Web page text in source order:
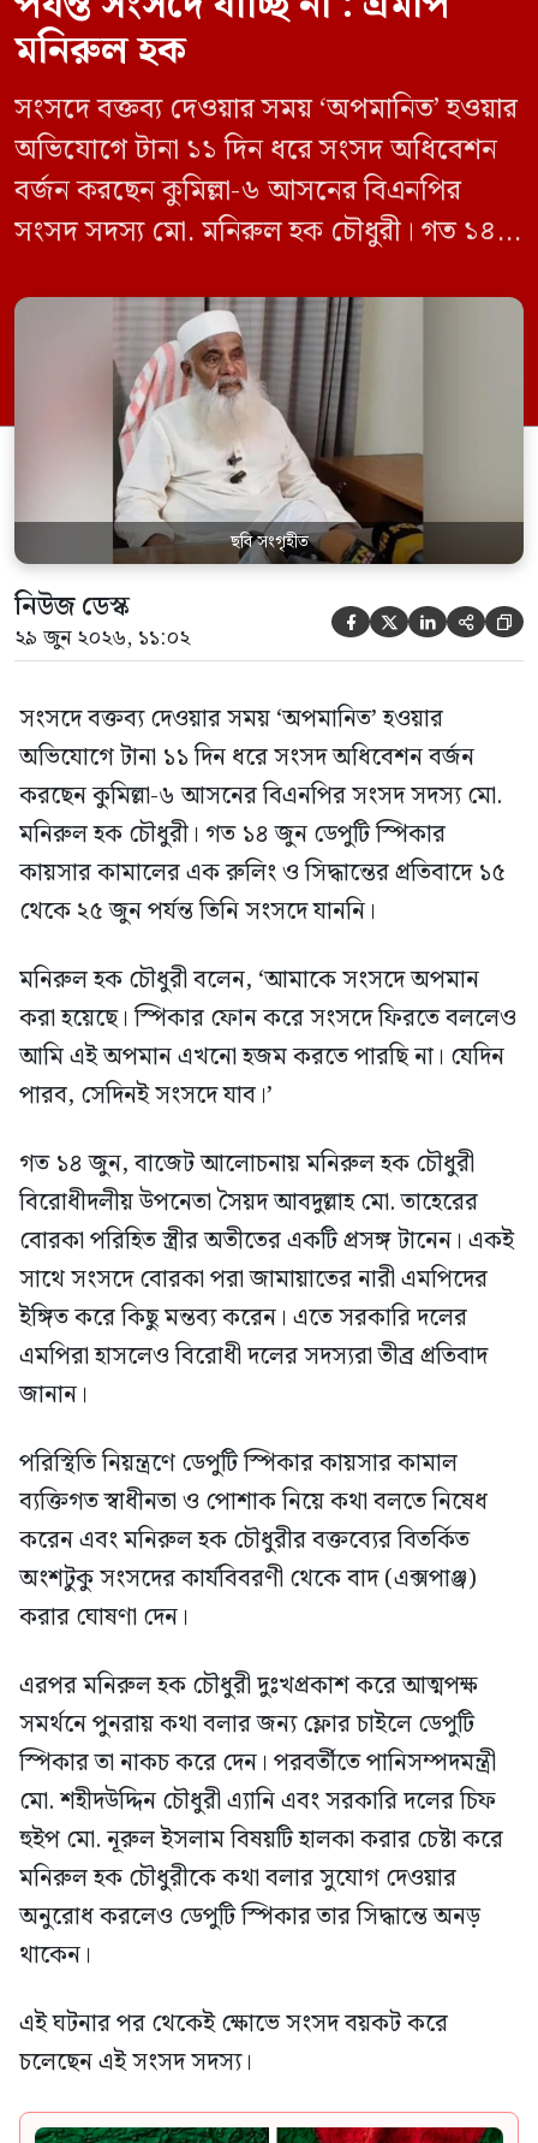
মনিরুল হক
সংসদে বক্তব্য দেওয়ার সময় ‘অপমানিত’ হওয়ার
অভিযোগে টানা ১১ দিন ধরে সংসদ অধিবেশন
বর্জন করছেন কুমিল্লা-৬ আসনের বিএনপির
সংসদ সদস্য মো. মনিরুল হক চৌধুরী। গত ১৪
রুলিং ও সিদ্ধান্তের প্রতিবাদে ১৫ থেকে ২৫ জুন
পর্যন্ত তিনি সংসদে যাননি। মনিরুল হক চৌধুরী
বলেন, ‘আমাকে সংসদে অপমান করা হয়েছে।
স্পিকার ফোন […]
ছবি সংগৃহীত
নিউজ ডেস্ক
২৯ জুন ২০২৬, ১১:০২     
সংসদে বক্তব্য দেওয়ার সময় ‘অপমানিত’ হওয়ার
অভিযোগে টানা ১১ দিন ধরে সংসদ অধিবেশন বর্জন
করছেন কুমিল্লা-৬ আসনের বিএনপির সংসদ সদস্য মো.
মনিরুল হক চৌধুরী। গত ১৪ জুন ডেপুটি স্পিকার
কায়সার কামালের এক রুলিং ও সিদ্ধান্তের প্রতিবাদে ১৫
থেকে ২৫ জুন পর্যন্ত তিনি সংসদে যাননি।
মনিরুল হক চৌধুরী বলেন, ‘আমাকে সংসদে অপমান
করা হয়েছে। স্পিকার ফোন করে সংসদে ফিরতে বললেও
আমি এই অপমান এখনো হজম করতে পারছি না। যেদিন
পারব, সেদিনই সংসদে যাব।’
গত ১৪ জুন, বাজেট আলোচনায় মনিরুল হক চৌধুরী
বিরোধীদলীয় উপনেতা সৈয়দ আবদুল্লাহ মো. তাহেরের
বোরকা পরিহিত স্ত্রীর অতীতের একটি প্রসঙ্গ টানেন। একই
সাথে সংসদে বোরকা পরা জামায়াতের নারী এমপিদের
ইঙ্গিত করে কিছু মন্তব্য করেন। এতে সরকারি দলের
এমপিরা হাসলেও বিরোধী দলের সদস্যরা তীব্র প্রতিবাদ
জানান।
পরিস্থিতি নিয়ন্ত্রণে ডেপুটি স্পিকার কায়সার কামাল
ব্যক্তিগত স্বাধীনতা ও পোশাক নিয়ে কথা বলতে নিষেধ
করেন এবং মনিরুল হক চৌধুরীর বক্তব্যের বিতর্কিত
অংশটুকু সংসদের কার্যবিবরণী থেকে বাদ (এক্সপাঞ্জ)
করার ঘোষণা দেন।
এরপর মনিরুল হক চৌধুরী দুঃখপ্রকাশ করে আত্মপক্ষ
সমর্থনে পুনরায় কথা বলার জন্য ফ্লোর চাইলে ডেপুটি
স্পিকার তা নাকচ করে দেন। পরবর্তীতে পানিসম্পদমন্ত্রী
মো. শহীদউদ্দিন চৌধুরী এ্যানি এবং সরকারি দলের চিফ
হুইপ মো. নূরুল ইসলাম বিষয়টি হালকা করার চেষ্টা করে
মনিরুল হক চৌধুরীকে কথা বলার সুযোগ দেওয়ার
অনুরোধ করলেও ডেপুটি স্পিকার তার সিদ্ধান্তে অনড়
থাকেন।
এই ঘটনার পর থেকেই ক্ষোভে সংসদ বয়কট করে
চলেছেন এই সংসদ সদস্য।